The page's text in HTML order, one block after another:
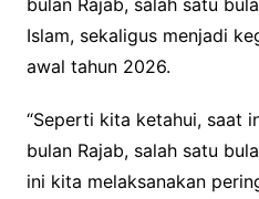
Islam, sekaligus menjadi
awal tahun 2026.
“Seperti kita ketahui, saat
bulan Rajab, salah satu
ini kita melaksanakan